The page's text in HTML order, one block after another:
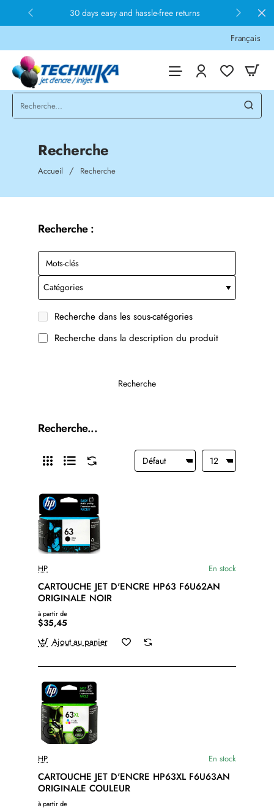
30 days easy and hassle-free returns
Français
Recherche
Accueil homeRecherche
Recherche :
Recherche dans les sous-catégories
Recherche dans la description du produit
Recherche
Recherche...
HP En stock
CARTOUCHE JET D'ENCRE HP63 F6U62AN
ORIGINALE NOIR
à partir de
$35,45
Ajout au panier
HP En stock
CARTOUCHE JET D'ENCRE HP63XL F6U63AN
ORIGINALE COULEUR
à partir de